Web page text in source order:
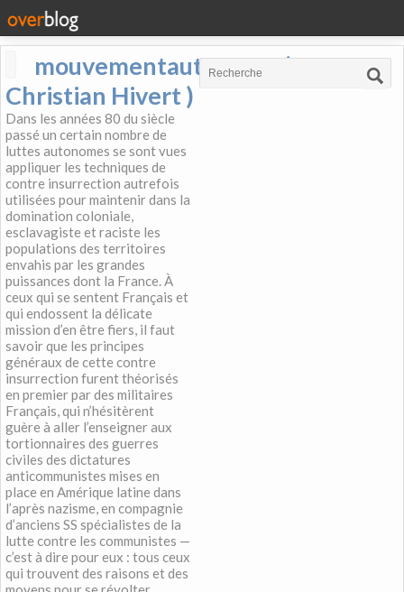
mouvementautonome (
Christian Hivert )
Dans les années 80 du siècle
passé un certain nombre de
luttes autonomes se sont vues
appliquer les techniques de
contre insurrection autrefois
utilisées pour maintenir dans la
domination coloniale,
esclavagiste et raciste les
populations des territoires
envahis par les grandes
puissances dont la France. À
ceux qui se sentent Français et
qui endossent la délicate
mission d’en être fiers, il faut
savoir que les principes
généraux de cette contre
insurrection furent théorisés
en premier par des militaires
Français, qui n’hésitèrent
guère à aller l’enseigner aux
tortionnaires des guerres
civiles des dictatures
anticommunistes mises en
place en Amérique latine dans
l’après nazisme, en compagnie
d’anciens SS spécialistes de la
lutte contre les communistes —
c’est à dire pour eux : tous ceux
qui trouvent des raisons et des